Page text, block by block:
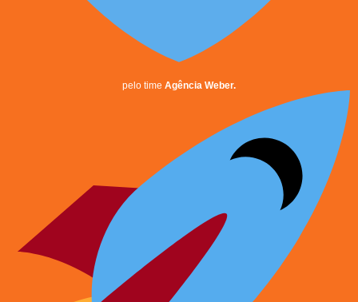
pelo time Agência Weber.